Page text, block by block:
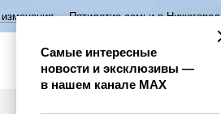
семьи в Нижегородской области
Самые интересные
новости и эксклюзивы —
в нашем канале МАХ